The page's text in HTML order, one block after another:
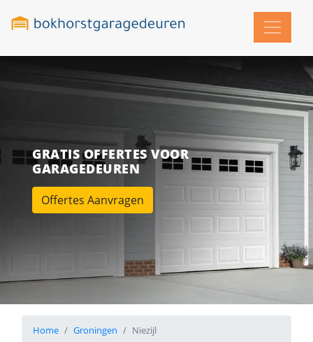
GRATIS OFFERTES VOOR
GARAGEDEUREN
Offertes Aanvragen
Home Groningen Niezijl